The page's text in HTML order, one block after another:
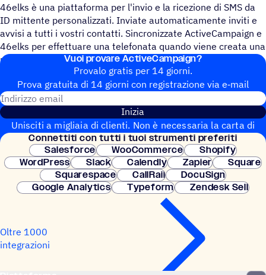
46elks è una piattaforma per l'invio e la ricezione di SMS da
ID mittente personalizzati. Inviate automaticamente inviti e
avvisi a tutti i vostri contatti. Sincronizzate ActiveCampaign e
46elks per effettuare una telefonata quando viene creata una
nuova attività o creare una campagna quando arriva un SMS.
Vuoi provare ActiveCampaign?
Provalo gratis per 14 giorni.
Prova gratuita di 14 giorni con regi­stra­zione via e‑mail
Inizia
Unisciti a migliaia di clienti. Non è necessaria la carta di
credito. Configurazione istantanea.
Connet­titi con tutti i tuoi strumenti preferiti
Salesforce
WooCommerce
Shopify
WordPress
Slack Calendly Zapier
Square
Squarespace
CallRail
DocuSign
Google Analytics
Typeform Zendesk Sell
Oltre 1000
integrazioni